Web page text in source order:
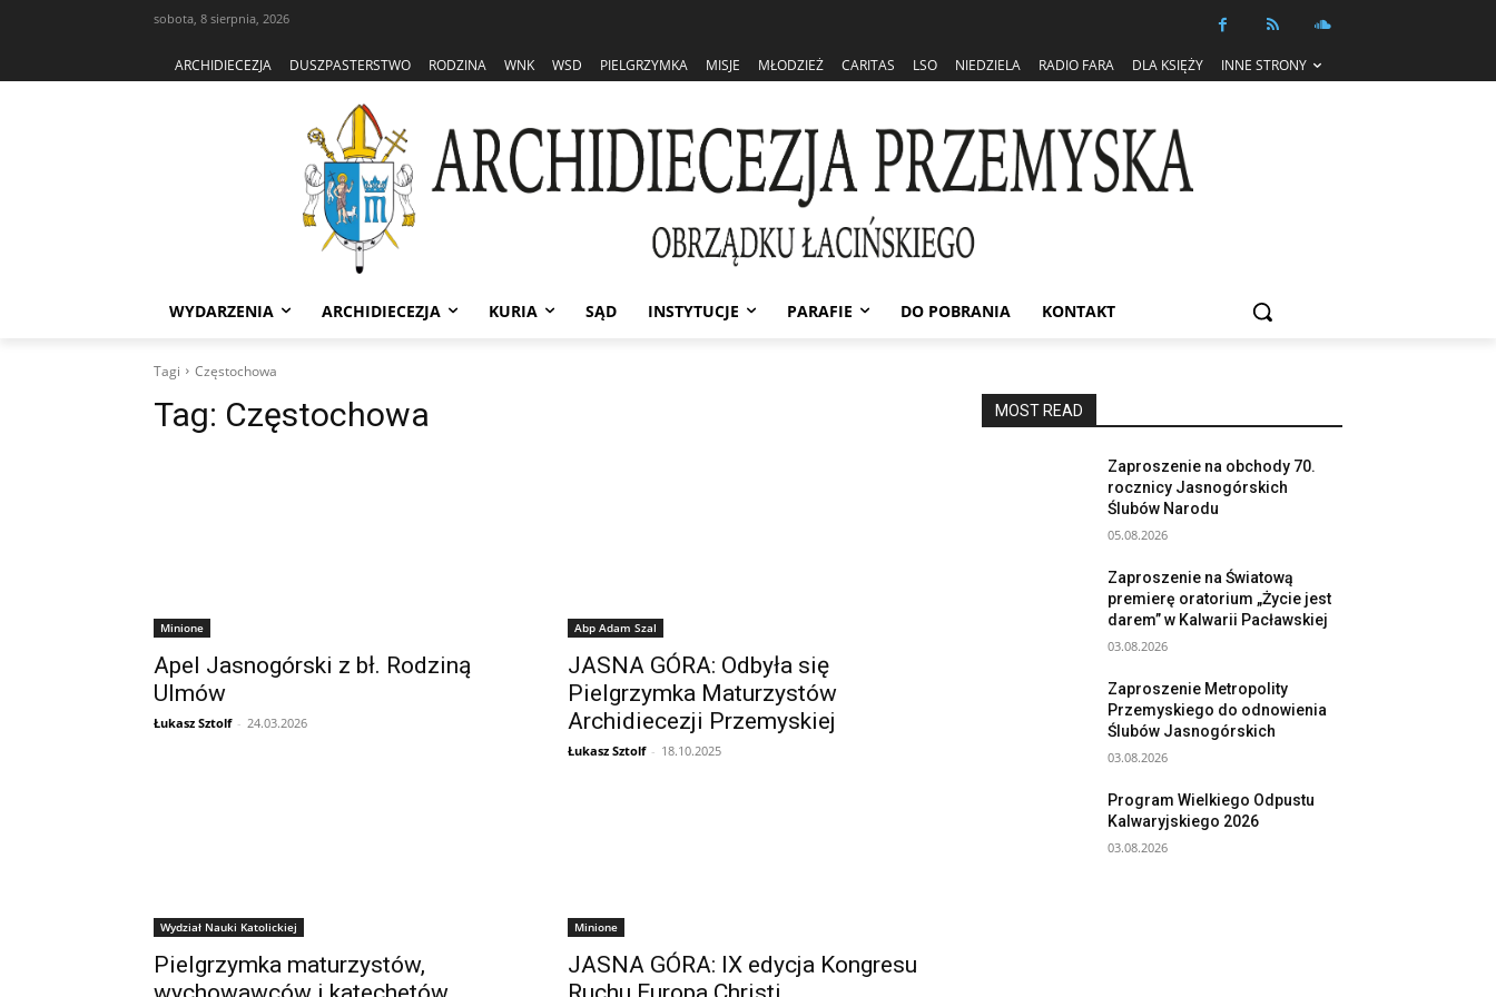
sobota, 8 sierpnia, 2026
ARCHIDIECEZJA DUSZPASTERSTWO RODZINA WNK WSD PIELGRZYMKA MISJE MŁODZIEŻ CARITAS LSO NIEDZIELA RADIO FARA DLA KSIĘŻY INNE STRONY
WYDARZENIA ARCHIDIECEZJA KURIA SĄD INSTYTUCJE PARAFIE DO POBRANIA KONTAKT
Tagi Częstochowa
Tag: Częstochowa
Minione
Apel Jasnogórski z bł. Rodziną
Ulmów
Łukasz Sztolf - 24.03.2026
Abp Adam Szal
JASNA GÓRA: Odbyła się
Pielgrzymka Maturzystów
Archidiecezji Przemyskiej
Łukasz Sztolf - 18.10.2025
Wydział Nauki Katolickiej
Pielgrzymka maturzystów,
Minione
JASNA GÓRA: IX edycja Kongresu
MOST READ
Zaproszenie na obchody 70.
rocznicy Jasnogórskich
Ślubów Narodu
05.08.2026
Zaproszenie na Światową
premierę oratorium „Życie jest
darem” w Kalwarii Pacławskiej
03.08.2026
Zaproszenie Metropolity
Przemyskiego do odnowienia
Ślubów Jasnogórskich
03.08.2026
Program Wielkiego Odpustu
Kalwaryjskiego 2026
03.08.2026